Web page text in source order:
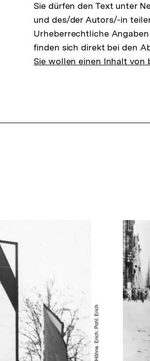
Sie dürfen den Text unter
und des/der Autors/-in
Urheberrechtliche
finden sich direkt bei den
Sie wollen einen Inhalt von